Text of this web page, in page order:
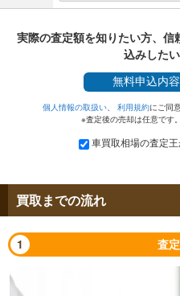
実際の査定額を知りたい方、
込みした
無料申込内
個人情報の取扱い、 利用規約にご同
※査定後の売却は任意です
車買取相場の査定
買取までの流れ
1 査